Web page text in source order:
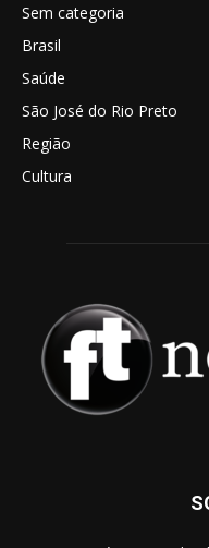
Sem categoria
Brasil
Saúde
São José do Rio Preto
Região
Cultura